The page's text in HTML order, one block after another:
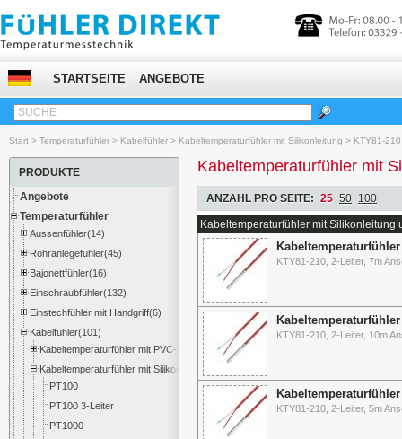
STARTSEITE ANGEBOTE
SUCHE
Start > Temperaturfühler > Kabelfühler > Kabeltemperaturfühler mit Silikonleitung > KTY81-210
PRODUKTE
Angebote
Temperaturfühler
Aussenfühler(14)
Rohranlegefühler(45)
Bajonettfühler(16)
Einschraubfühler(132)
Einstechfühler mit Handgriff(6)
Kabelfühler(101)
Kabeltemperaturfühler mit PVC-Leitung
Kabeltemperaturfühler mit Silikonleitung
PT100
PT100 3-Leiter
PT1000
Kabeltemperaturfühler mit
ANZAHL PRO SEITE: 25 50 100
Kabeltemperaturfühler mit Silikonleitung
KTY81-210, 2-Leiter, 7m
KTY81-210, 2-Leiter, 10m
KTY81-210, 2-Leiter, 5m